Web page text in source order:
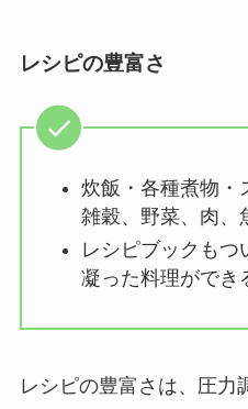
レシピの豊富さ
炊飯・各種煮物・
雑穀、野菜、肉、
レシピブックもつ
凝った料理ができ
レシピの豊富さは、圧力